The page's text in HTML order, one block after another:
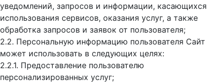
уведомлений, запросов и информации, касающихся
использования сервисов, оказания услуг, а также
обработка запросов и заявок от пользователя;
2.2. Персональную информацию пользователя Сайт
может использовать в следующих целях:
2.2.1. Предоставление пользователю
персонализированных услуг;